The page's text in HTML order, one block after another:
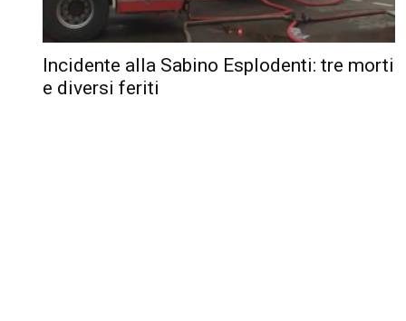
Incidente alla Sabino Esplodenti: tre morti
e diversi feriti